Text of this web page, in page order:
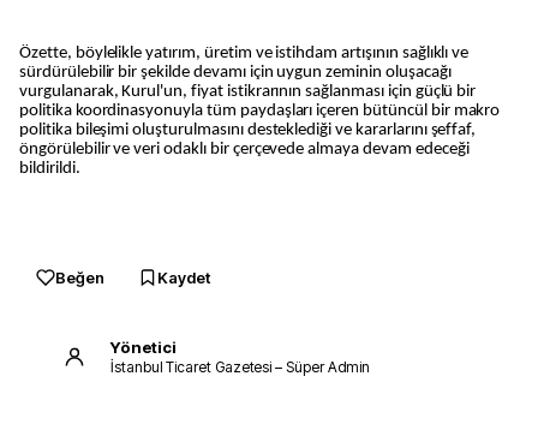
Özette, böylelikle yatırım, üretim ve istihdam artışının sağlıklı ve
sürdürülebilir bir şekilde devamı için uygun zeminin oluşacağı
vurgulanarak, Kurul'un, fiyat istikrarının sağlanması için güçlü bir
politika koordinasyonuyla tüm paydaşları içeren bütüncül bir makro
politika bileşimi oluşturulmasını desteklediği ve kararlarını şeffaf,
öngörülebilir ve veri odaklı bir çerçevede almaya devam edeceği
bildirildi.
Beğen Kaydet
Yönetici
İstanbul Ticaret Gazetesi – Süper Admin